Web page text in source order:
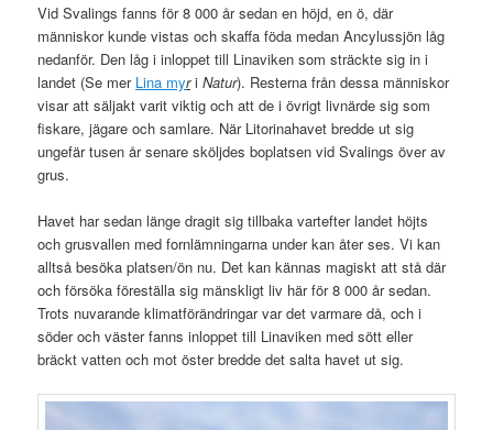
Vid Svalings fanns för 8 000 år sedan en höjd, en ö, där
människor kunde vistas och skaffa föda medan Ancylussjön låg
nedanför. Den låg i inloppet till Linaviken som sträckte sig in i
landet (Se mer Lina myr i Natur). Resterna från dessa människor
visar att säljakt varit viktig och att de i övrigt livnärde sig som
fiskare, jägare och samlare. När Litorinahavet bredde ut sig
ungefär tusen år senare sköljdes boplatsen vid Svalings över av
grus.
Havet har sedan länge dragit sig tillbaka vartefter landet höjts
och grusvallen med fornlämningarna under kan åter ses. Vi kan
alltså besöka platsen/ön nu. Det kan kännas magiskt att stå där
och försöka föreställa sig mänskligt liv här för 8 000 år sedan.
Trots nuvarande klimatförändringar var det varmare då, och i
söder och väster fanns inloppet till Linaviken med sött eller
bräckt vatten och mot öster bredde det salta havet ut sig.